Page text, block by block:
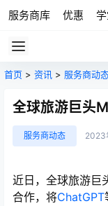
服务商库 优惠
首页 > 资讯 > 服务商动
全球旅游巨头
服务商动态 2023
近日，全球旅游巨
合作，将ChatGPT